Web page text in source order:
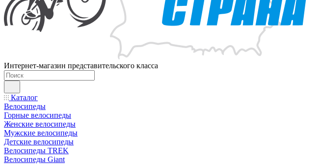
Интернет-магазин представительского класса
Каталог
Велосипеды
Горные велосипеды
Женские велосипеды
Мужские велосипеды
Детские велосипеды
Велосипеды TREK
Велосипеды Giant